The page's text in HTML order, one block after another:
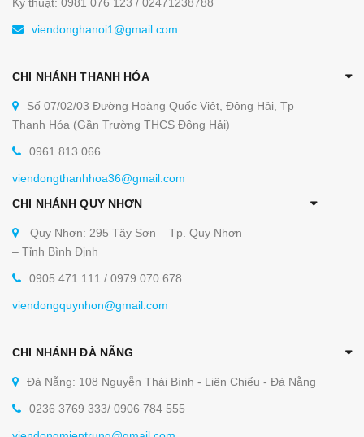
viendonghanoi1@gmail.com
CHI NHÁNH THANH HÓA
Số 07/02/03 Đường Hoàng Quốc Việt, Đông Hải, Tp
Thanh Hóa (Gần Trường THCS Đông Hải)
0961 813 066
viendongthanhhoa36@gmail.com
CHI NHÁNH QUY NHƠN
Quy Nhơn: 295 Tây Sơn – Tp. Quy Nhơn
– Tỉnh Bình Định
0905 471 111 / 0979 070 678
viendongquynhon@gmail.com
CHI NHÁNH ĐÀ NẴNG
Đà Nẵng: 108 Nguyễn Thái Bình - Liên Chiểu - Đà Nẵng
0236 3769 333/ 0906 784 555